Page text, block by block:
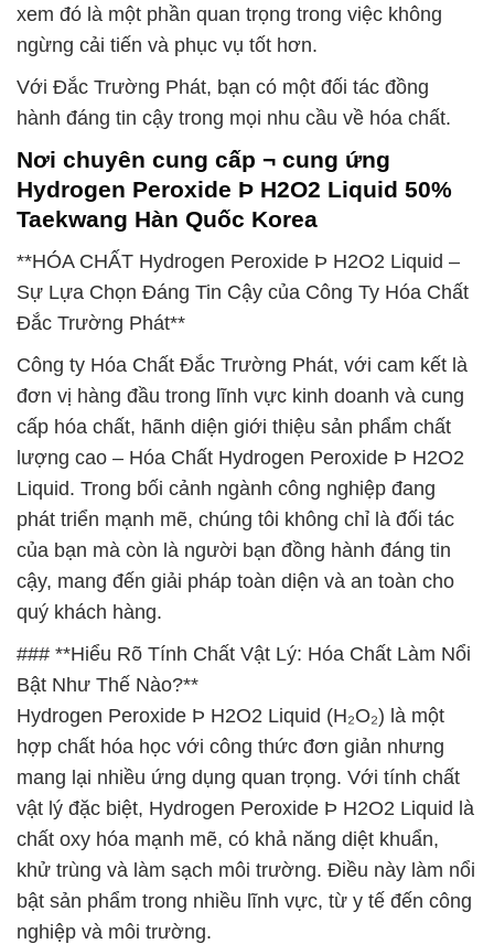
xem đó là một phần quan trọng trong việc không
ngừng cải tiến và phục vụ tốt hơn.
Với Đắc Trường Phát, bạn có một đối tác đồng
hành đáng tin cậy trong mọi nhu cầu về hóa chất.
Nơi chuyên cung cấp ¬ cung ứng
Hydrogen Peroxide Þ H2O2 Liquid 50%
Taekwang Hàn Quốc Korea
**HÓA CHẤT Hydrogen Peroxide Þ H2O2 Liquid –
Sự Lựa Chọn Đáng Tin Cậy của Công Ty Hóa Chất
Đắc Trường Phát**
Công ty Hóa Chất Đắc Trường Phát, với cam kết là
đơn vị hàng đầu trong lĩnh vực kinh doanh và cung
cấp hóa chất, hãnh diện giới thiệu sản phẩm chất
lượng cao – Hóa Chất Hydrogen Peroxide Þ H2O2
Liquid. Trong bối cảnh ngành công nghiệp đang
phát triển mạnh mẽ, chúng tôi không chỉ là đối tác
của bạn mà còn là người bạn đồng hành đáng tin
cậy, mang đến giải pháp toàn diện và an toàn cho
quý khách hàng.
### **Hiểu Rõ Tính Chất Vật Lý: Hóa Chất Làm Nổi
Bật Như Thế Nào?**
Hydrogen Peroxide Þ H2O2 Liquid (H₂O₂) là một
hợp chất hóa học với công thức đơn giản nhưng
mang lại nhiều ứng dụng quan trọng. Với tính chất
vật lý đặc biệt, Hydrogen Peroxide Þ H2O2 Liquid là
chất oxy hóa mạnh mẽ, có khả năng diệt khuẩn,
khử trùng và làm sạch môi trường. Điều này làm nổi
bật sản phẩm trong nhiều lĩnh vực, từ y tế đến công
nghiệp và môi trường.